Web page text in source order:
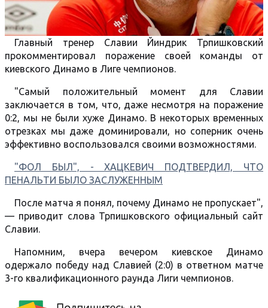
Главный тренер Славии Йиндрик Трпишковский
прокомментировал поражение своей команды от
киевского Динамо в Лиге чемпионов.
"Самый положительный момент для Славии
заключается в том, что, даже несмотря на поражение
0:2, мы не были хуже Динамо. В некоторых временных
отрезках мы даже доминировали, но соперник очень
эффективно воспользовался своими возможностями.
"ФОЛ БЫЛ", - ХАЦКЕВИЧ ПОДТВЕРДИЛ, ЧТО
ПЕНАЛЬТИ БЫЛО ЗАСЛУЖЕННЫМ
После матча я понял, почему Динамо не пропускает",
— приводит слова Трпишковского официальный сайт
Славии.
Напомним, вчера вечером киевское Динамо
одержало победу над Славией (2:0) в ответном матче
3-го квалификационного раунда Лиги чемпионов.